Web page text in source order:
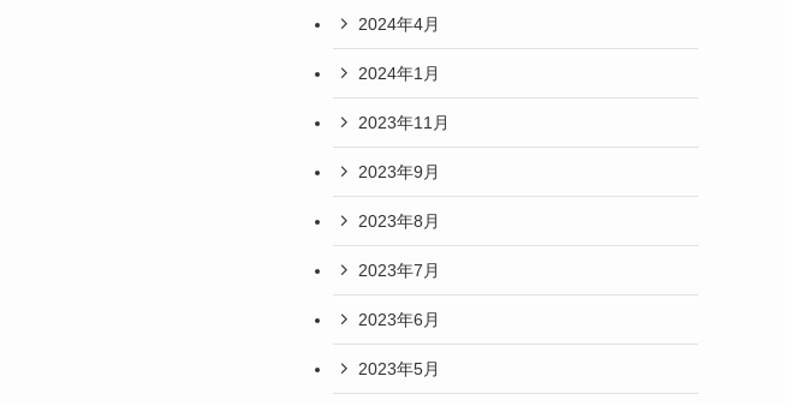
2024年4月
2024年1月
2023年11月
2023年9月
2023年8月
2023年7月
2023年6月
2023年5月